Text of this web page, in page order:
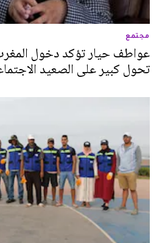
مجتمع
عواطف حيار تؤكد دخول
تحول كبير على الصعيد